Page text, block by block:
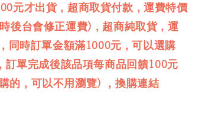
元才出貨，超商取貨付款，運費特價
後台會修正運費)，超商純取貨，運
同時訂單金額滿1000元，可以選購
訂單完成後該品項每商品回饋100元
的，可以不用瀏覽) ，換購連結